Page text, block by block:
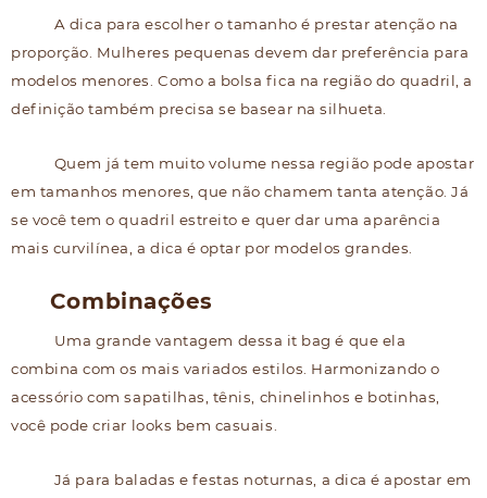
A dica para escolher o tamanho é prestar atenção na
proporção. Mulheres pequenas devem dar preferência para
modelos menores. Como a bolsa fica na região do quadril, a
definição também precisa se basear na silhueta.
Quem já tem muito volume nessa região pode apostar
em tamanhos menores, que não chamem tanta atenção. Já
se você tem o quadril estreito e quer dar uma aparência
mais curvilínea, a dica é optar por modelos grandes.
Combinações
Uma grande vantagem dessa it bag é que ela
combina com os mais variados estilos. Harmonizando o
acessório com sapatilhas, tênis, chinelinhos e botinhas,
você pode criar looks bem casuais.
Já para baladas e festas noturnas, a dica é apostar em